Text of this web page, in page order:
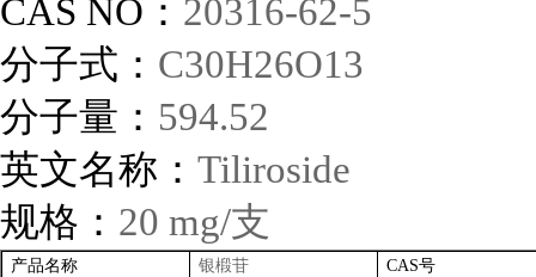
CAS NO ： 20316-62-5
分子式： C30H26O13
分子量： 594.52
英文名称： Tiliroside
规格： 20 mg/支
产品名称 银椴苷 CAS号